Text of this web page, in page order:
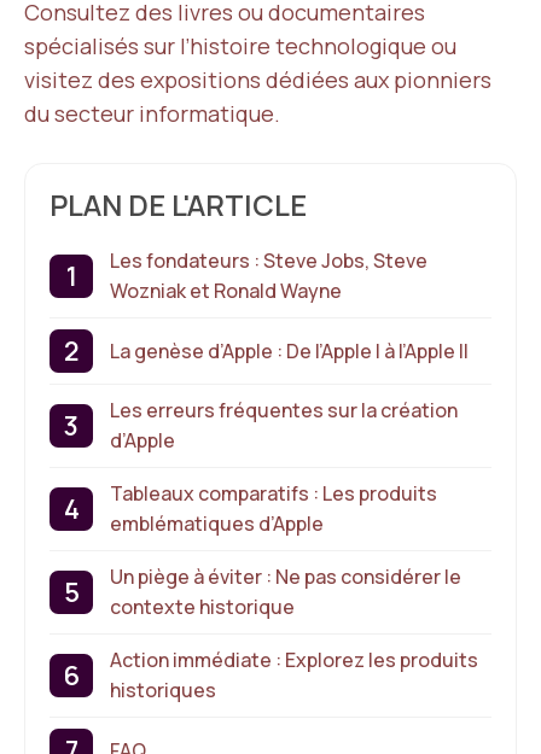
Consultez des livres ou documentaires
spécialisés sur l’histoire technologique ou
visitez des expositions dédiées aux pionniers
du secteur informatique.
PLAN DE L'ARTICLE
Les fondateurs : Steve Jobs, Steve
Wozniak et Ronald Wayne
La genèse d’Apple : De l’Apple I à l’Apple II
Les erreurs fréquentes sur la création
d’Apple
Tableaux comparatifs : Les produits
emblématiques d’Apple
Un piège à éviter : Ne pas considérer le
contexte historique
Action immédiate : Explorez les produits
historiques